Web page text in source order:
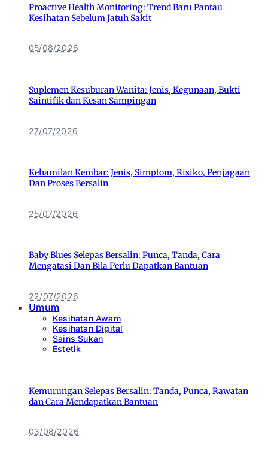
Proactive Health Monitoring: Trend Baru Pantau
Kesihatan Sebelum Jatuh Sakit
05/08/2026
Suplemen Kesuburan Wanita: Jenis, Kegunaan, Bukti
Saintifik dan Kesan Sampingan
27/07/2026
Kehamilan Kembar: Jenis, Simptom, Risiko, Penjagaan
Dan Proses Bersalin
25/07/2026
Baby Blues Selepas Bersalin: Punca, Tanda, Cara
Mengatasi Dan Bila Perlu Dapatkan Bantuan
22/07/2026
Umum
Kesihatan Awam
Kesihatan Digital
Sains Sukan
Estetik
Kemurungan Selepas Bersalin: Tanda, Punca, Rawatan
dan Cara Mendapatkan Bantuan
03/08/2026